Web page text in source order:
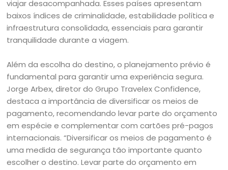
viajar desacompanhada. Esses países apresentam
baixos índices de criminalidade, estabilidade política e
infraestrutura consolidada, essenciais para garantir
tranquilidade durante a viagem.
Além da escolha do destino, o planejamento prévio é
fundamental para garantir uma experiência segura.
Jorge Arbex, diretor do Grupo Travelex Confidence,
destaca a importância de diversificar os meios de
pagamento, recomendando levar parte do orçamento
em espécie e complementar com cartões pré-pagos
internacionais. “Diversificar os meios de pagamento é
uma medida de segurança tão importante quanto
escolher o destino. Levar parte do orçamento em